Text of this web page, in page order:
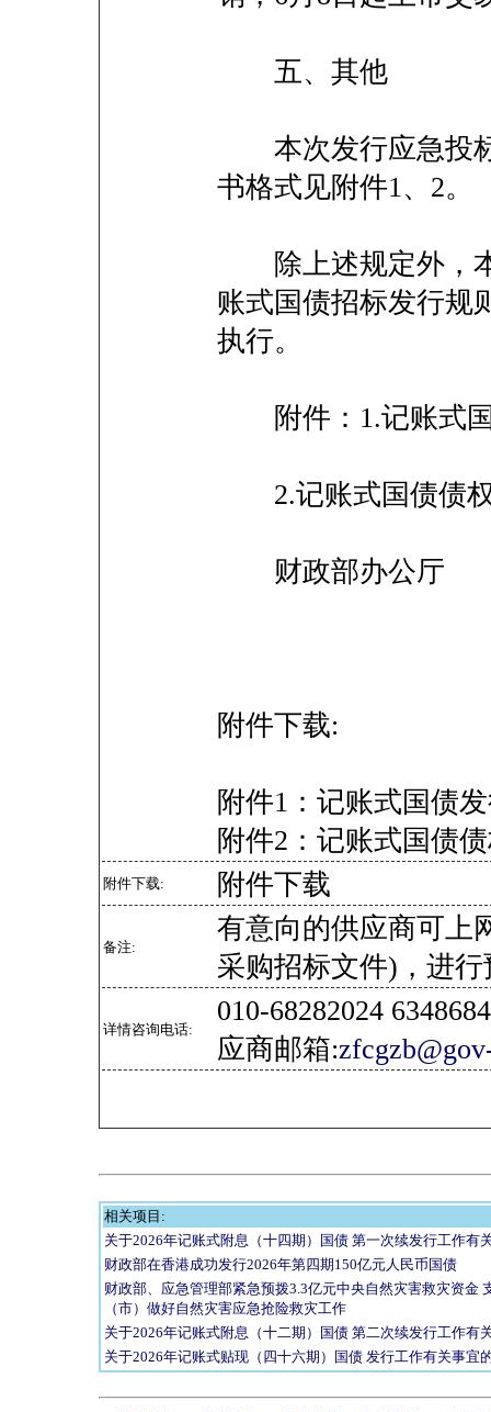
五、其他
本次发行应急投
书格式见附件1、2。
除上述规定外，
账式国债招标发行规
执行。
附件：1.记账式国
2.记账式国债债权
财政部办公厅
附件下载:
附件1：记账式国债
附件2：记账式国债
附件下载: 附件下载
备注:
有意向的供应商可上
采购招标文件)，进
详情咨询电话:
010-68282024
应商邮箱:
相关项目:
关于2026年记账式附息（十四期）国债 第一次续发行工作有
财政部在香港成功发行2026年第四期150亿元人民币国债
财政部、应急管理部紧急预拨3.3亿元中央自然灾害救灾资金
（市）做好自然灾害应急抢险救灾工作
关于2026年记账式附息（十二期）国债 第二次续发行工作有
关于2026年记账式贴现（四十六期）国债 发行工作有关事宜